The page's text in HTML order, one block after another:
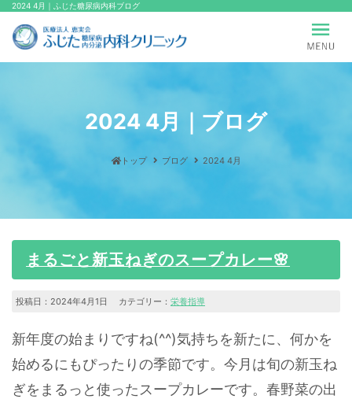
2024 4月｜ふじた糖尿病内科ブログ
2024 4月｜ブログ
トップ ブログ 2024 4月
まるごと新玉ねぎのスープカレー🌸
投稿日：2024年4月1日 カテゴリー： 栄養指導
新年度の始まりですね(^^)気持ちを新たに、何かを
始めるにもぴったりの季節です。今月は旬の新玉ね
ぎをまるっと使ったスープカレーです。春野菜の出